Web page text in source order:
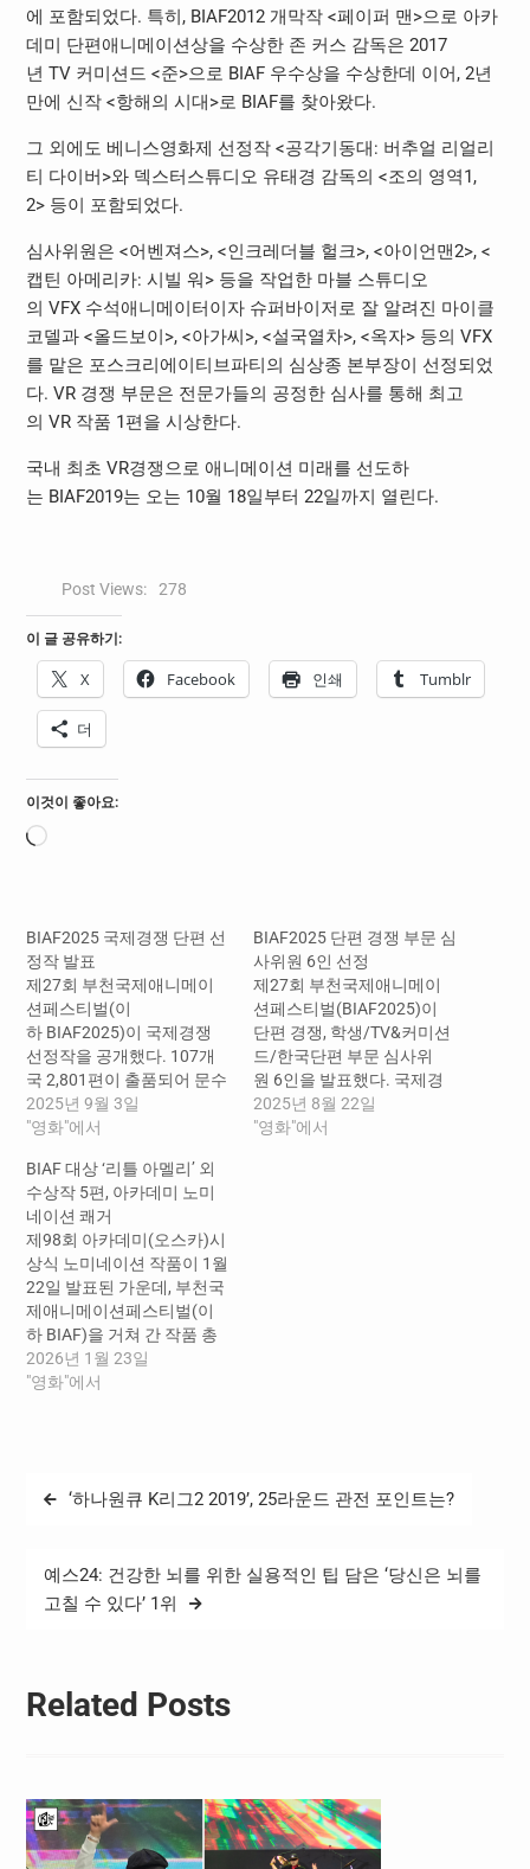
에 포함되었다. 특히, BIAF2012 개막작 <페이퍼 맨>으로 아카
데미 단편애니메이션상을 수상한 존 커스 감독은 2017
년 TV 커미션드 <준>으로 BIAF 우수상을 수상한데 이어, 2년
만에 신작 <항해의 시대>로 BIAF를 찾아왔다.
그 외에도 베니스영화제 선정작 <공각기동대: 버추얼 리얼리
티 다이버>와 덱스터스튜디오 유태경 감독의 <조의 영역1,
2> 등이 포함되었다.
심사위원은 <어벤져스>, <인크레더블 헐크>, <아이언맨2>, <
캡틴 아메리카: 시빌 워> 등을 작업한 마블 스튜디오
의 VFX 수석애니메이터이자 슈퍼바이저로 잘 알려진 마이클
코델과 <올드보이>, <아가씨>, <설국열차>, <옥자> 등의 VFX
를 맡은 포스크리에이티브파티의 심상종 본부장이 선정되었
다. VR 경쟁 부문은 전문가들의 공정한 심사를 통해 최고
의 VR 작품 1편을 시상한다.
국내 최초 VR경쟁으로 애니메이션 미래를 선도하
는 BIAF2019는 오는 10월 18일부터 22일까지 열린다.
Post Views: 278
이 글 공유하기:
X Facebook 인쇄 Tumblr
더
이것이 좋아요:
로
BIAF2025 국제경쟁 단편 선
정작 발표
제27회 부천국제애니메이
션페스티벌(이
하 BIAF2025)이 국제경쟁
선정작을 공개했다. 107개
국 2,801편이 출품되어 문수
진 감독, 김소미 기자, 김성일
수석프로그래머, 이은화 전
선정위원회 심사를 거친 31
개국 61편이 국제경쟁 단편
본선에 선정되었다. 부문별
로는 단편 39편, 학생 12편,
TV&커미션드 10편이다. 아
카데미 출품자격을 부여하
는 단편 경쟁 부문에는 칸영
화제 공식 경쟁작 〈워터
걸〉, 〈하이퍼센서티
브〉, 감독주간 초청작 〈물
됐다. 칸영화제 라 시네프 수
린영화제 은곰상 〈오디너
리 라이프〉, 심사위원 특별
2025년 9월 3일
"영화"에서
BIAF2025 단편 경쟁 부문 심
사위원 6인 선정
제27회 부천국제애니메이
션페스티벌(BIAF2025)이
단편 경쟁, 학생/TV&커미션
드/한국단편 부문 심사위
원 6인을 발표했다. 국제경
쟁 단편 심사위원으로 김한
나 감독, 니나 간츠 감독, 아
상을 수상하고, <완더 투 원
2025년 8월 22일
"영화"에서
BIAF 대상 ‘리틀 아멜리’ 외
수상작 5편, 아카데미 노미
네이션 쾌거
제98회 아카데미(오스카)시
상식 노미네이션 작품이 1월
22일 발표된 가운데, 부천국
제애니메이션페스티벌(이
하 BIAF)을 거쳐 간 작품 총
5편이 아카데미 후보에 올라
‘미리 보는 아카데미’로 불리
리틀 아멜리>를 비롯해, 단
▲BIAF2025 애니비상 <진
주 눈물을 흘리는 소녀>,…
2026년 1월 23일
"영화"에서
글
‘하나원큐 K리그2 2019’, 25라운드 관전 포인트는?
예스24: 건강한 뇌를 위한 실용적인 팁 담은 ‘당신은 뇌를
고칠 수 있다’ 1위
Related Posts